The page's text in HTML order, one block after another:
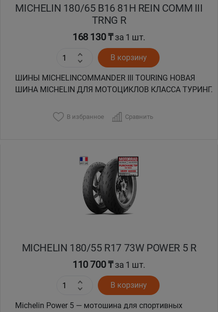
MICHELIN 180/65 B16 81H REIN COMM III
TRNG R
168 130 ₸за 1 шт.
В корзину
ШИНЫ MICHELINCOMMANDER III TOURING НОВАЯ
ШИНА MICHELIN ДЛЯ МОТОЦИКЛОВ КЛАССА ТУРИНГ.
В избранное Сравнить
MICHELIN 180/55 R17 73W POWER 5 R
110 700 ₸за 1 шт.
В корзину
Michelin Power 5 — мотошина для спортивных